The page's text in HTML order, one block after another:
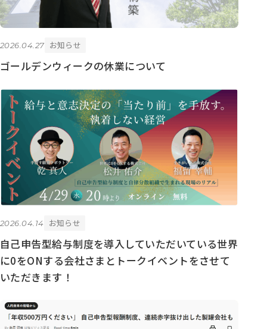
2026.04.27 お知らせ
ゴールデンウィークの休業について
2026.04.14 お知らせ
自己申告型給与制度を導入していただいている世界
に0をONする会社さまとトークイベントをさせて
いただきます！